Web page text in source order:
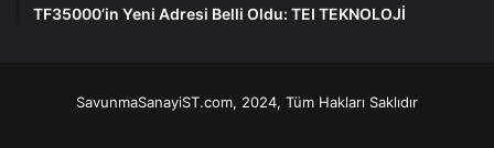
TF35000’in Yeni Adresi Belli Oldu: TEI TEKNOLOJİ
SavunmaSanayiST.com, 2024, Tüm Hakları Saklıdır